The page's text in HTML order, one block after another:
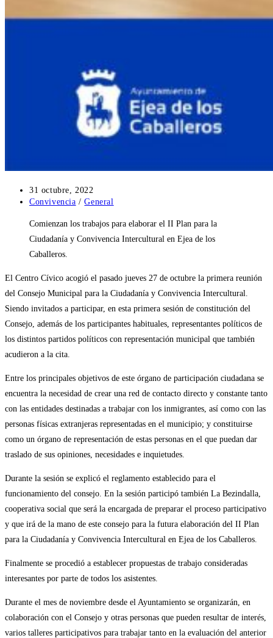
Publicación
de
entrada:
31 octubre, 2022
Categoría
la
entrada:
Convivencia / General
Comienzan los trabajos para elaborar el II Plan para la
Ciudadanía y Convivencia Intercultural en Ejea de los
Caballeros.
El Centro Cívico acogió el pasado jueves 27 de octubre la primera reunión
del Consejo Municipal para la Ciudadanía y Convivencia Intercultural.
Siendo invitados a participar, en esta primera sesión de constitución del
Consejo, además de los participantes habituales, representantes políticos de
los distintos partidos políticos con representación municipal que también
acudieron a la cita.
Entre los principales objetivos de este órgano de participación ciudadana se
encuentra la necesidad de crear una red de contacto directo y constante tanto
con las entidades destinadas a trabajar con los inmigrantes, así como con las
personas físicas extranjeras representadas en el municipio; y constituirse
como un órgano de representación de estas personas en el que puedan dar
traslado de sus opiniones, necesidades e inquietudes.
Durante la sesión se explicó el reglamento establecido para el
funcionamiento del consejo. En la sesión participó también La Bezindalla,
cooperativa social que será la encargada de preparar el proceso participativo
y que irá de la mano de este consejo para la futura elaboración del II Plan
para la Ciudadanía y Convivencia Intercultural en Ejea de los Caballeros.
Finalmente se procedió a establecer propuestas de trabajo consideradas
interesantes por parte de todos los asistentes.
Durante el mes de noviembre desde el Ayuntamiento se organizarán, en
colaboración con el Consejo y otras personas que pueden resultar de interés,
varios talleres participativos para trabajar tanto en la evaluación del anterior